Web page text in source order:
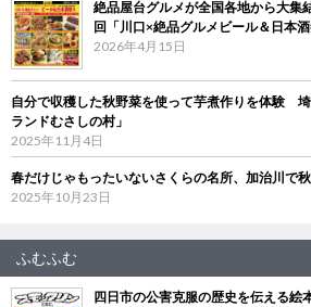
絶品屋台グルメが全国各地から大
回「川口×絶品グルメビール＆日本
2026年4月15日
自分で収穫した秋野菜を使って芋煮作りを体験
ランドむさしの村」
2025年11月4日
春だけじゃもったいないさくらの名所、加治川で
2025年10月23日
ふむふむ
四日市の公害克服の歴史を伝える絵